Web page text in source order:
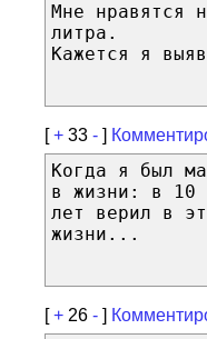
Мне нравятся
литра.
Кажется я
[+ 33 - ]
Когда я был
в жизни: в 10
лет верил в
жизни...
[+ 26 - ]